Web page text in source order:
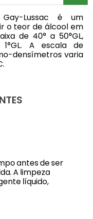
Lussac é um
o teor de álcool em
de 40° a 50°GL,
A escala de
densímetros varia
antes de ser
A limpeza
líquido,